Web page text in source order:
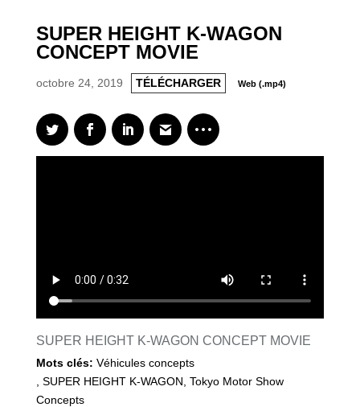
SUPER HEIGHT K-WAGON
CONCEPT MOVIE
octobre 24, 2019 TÉLÉCHARGER Web (.mp4)
SUPER HEIGHT K-WAGON CONCEPT MOVIE
Mots clés: Véhicules concepts
SUPER HEIGHT K-WAGON, Tokyo Motor Show
Concepts